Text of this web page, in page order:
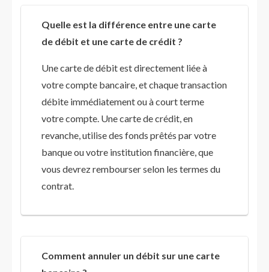
Quelle est la différence entre une carte
de débit et une carte de crédit ?
Une carte de débit est directement liée à
votre compte bancaire, et chaque transaction
débite immédiatement ou à court terme
votre compte. Une carte de crédit, en
revanche, utilise des fonds prêtés par votre
banque ou votre institution financière, que
vous devrez rembourser selon les termes du
contrat.
Comment annuler un débit sur une carte